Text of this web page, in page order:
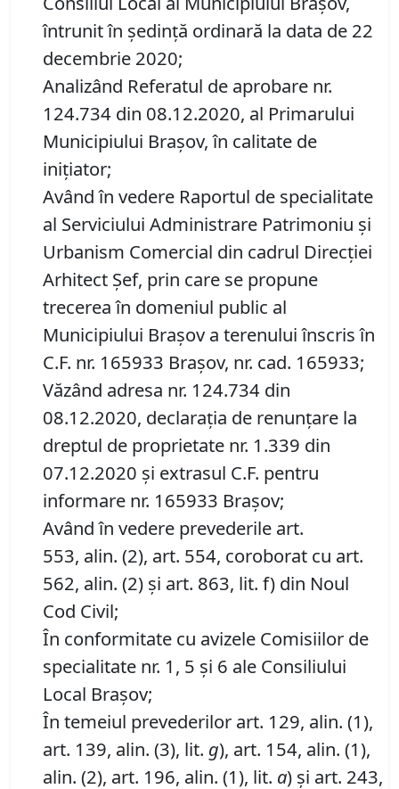
întrunit în ședință ordinară la data de 22
decembrie 2020;
Analizând Referatul de aprobare nr.
124.734 din 08.12.2020, al Primarului
Municipiului Brașov, în calitate de
inițiator;
Având în vedere Raportul de specialitate
al Serviciului Administrare Patrimoniu şi
Urbanism Comercial din cadrul Direcției
Arhitect Șef, prin care se propune
trecerea în domeniul public al
Municipiului Braşov a terenului înscris în
C.F. nr. 165933 Brașov, nr. cad. 165933;
Văzând adresa nr. 124.734 din
08.12.2020, declarația de renunțare la
dreptul de proprietate nr. 1.339 din
07.12.2020 și extrasul C.F. pentru
informare nr. 165933 Brașov;
Având în vedere prevederile art.
553, alin. (2), art. 554, coroborat cu art.
562, alin. (2) și art. 863, lit. f) din Noul
Cod Civil;
În conformitate cu avizele Comisiilor de
specialitate nr. 1, 5 și 6 ale Consiliului
Local Brașov;
În temeiul prevederilor art. 129, alin. (1),
art. 139, alin. (3), lit. g), art. 154, alin. (1),
alin. (2), art. 196, alin. (1), lit. a) și art. 243,